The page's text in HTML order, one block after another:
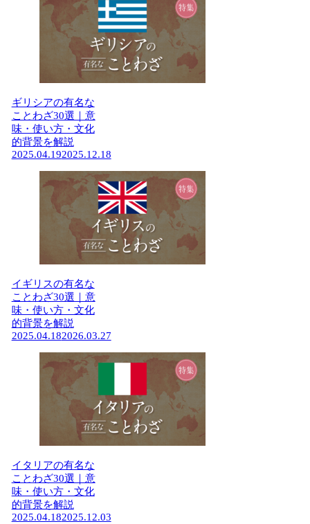
ギリシアの有名な
ことわざ30選｜意
味・使い方・文化
的背景を解説
2025.04.192025.12.18
イギリスの有名な
ことわざ30選｜意
味・使い方・文化
的背景を解説
2025.04.182026.03.27
イタリアの有名な
ことわざ30選｜意
味・使い方・文化
的背景を解説
2025.04.182025.12.03